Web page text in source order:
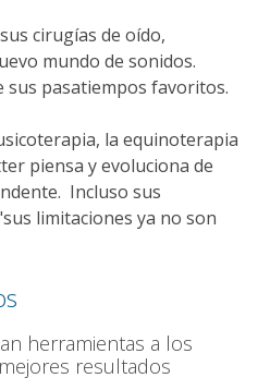
cirugías de oído,
mundo de sonidos.
sus pasatiempos favoritos.
la equinoterapia
piensa y evoluciona de
Incluso sus
limitaciones ya no son
herramientas a los
resultados